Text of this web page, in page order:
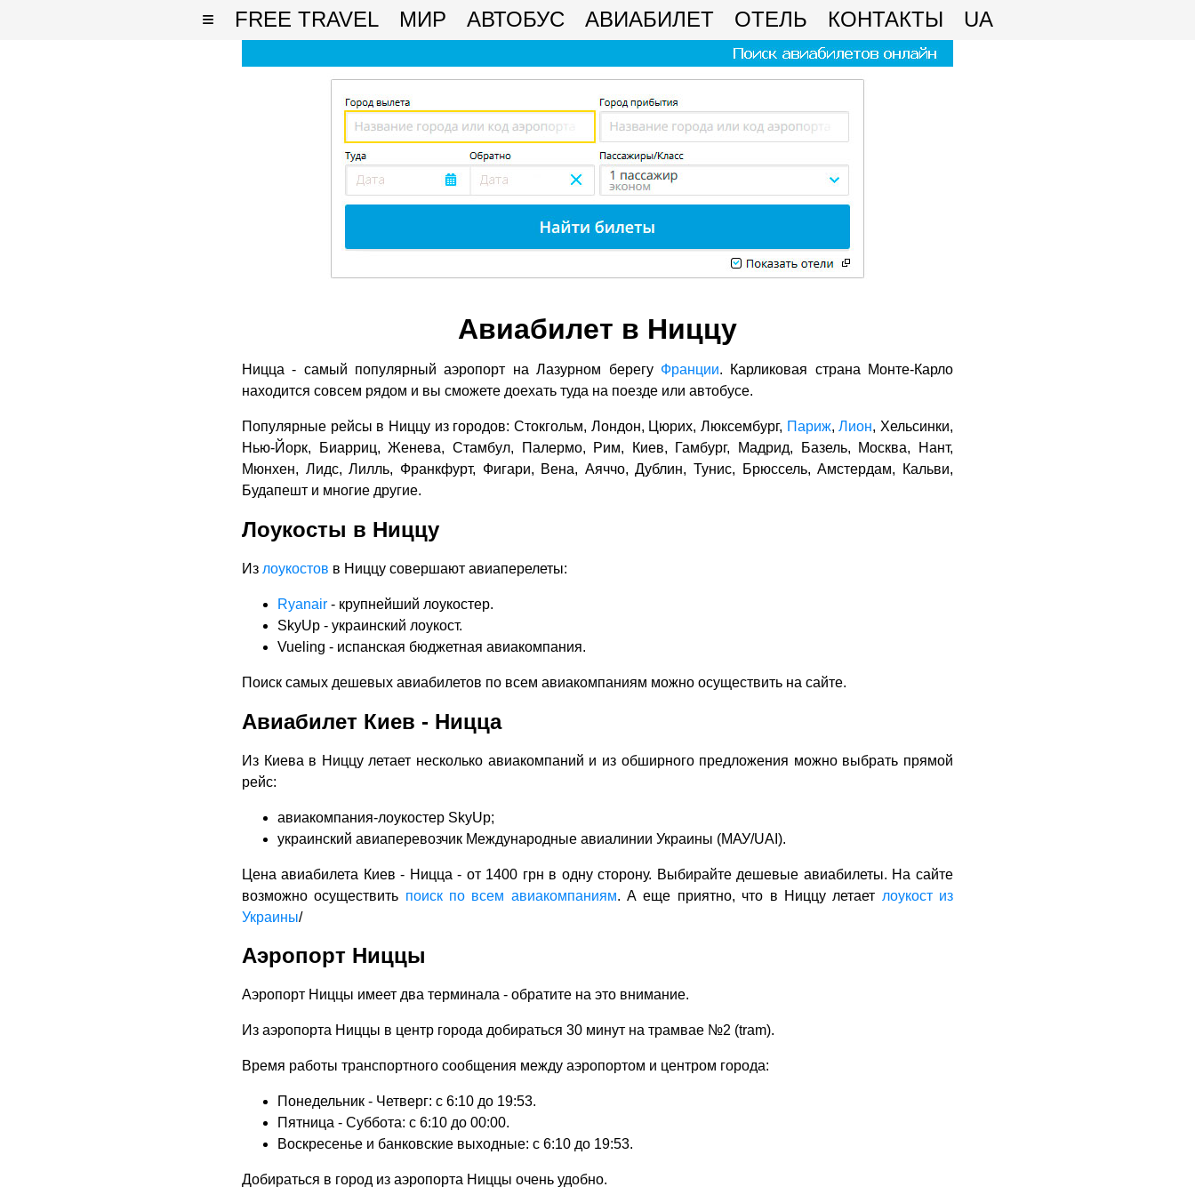
≡ FREE TRAVEL МИР АВТОБУС АВИАБИЛЕТ ОТЕЛЬ КОНТАКТЫ UA
Авиабилет в Ниццу
Ницца - самый популярный аэропорт на Лазурном берегу Франции. Карликовая страна Монте-Карло
находится совсем рядом и вы сможете доехать туда на поезде или автобусе.
Популярные рейсы в Ниццу из городов: Стокгольм, Лондон, Цюрих, Люксембург, Париж,Лион, Хельсинки,
Нью-Йорк, Биарриц, Женева, Стамбул, Палермо, Рим, Киев, Гамбург, Мадрид, Базель, Москва, Нант,
Мюнхен, Лидс, Лилль, Франкфурт, Фигари, Вена, Аяччо, Дублин, Тунис, Брюссель, Амстердам, Кальви,
Будапешт и многие другие.
Лоукосты в Ниццу
Из лоукостов в Ниццу совершают авиаперелеты:
Ryanair- крупнейший лоукостер.
SkyUp - украинский лоукост.
Vueling - испанская бюджетная авиакомпания.
Поиск самых дешевых авиабилетов по всем авиакомпаниям можно осуществить на сайте.
Авиабилет Киев - Ницца
Из Киева в Ниццу летает несколько авиакомпаний и из обширного предложения можно выбрать прямой
рейс:
авиакомпания-лоукостер SkyUp;
украинский авиаперевозчик Международные авиалинии Украины (МАУ/UAI).
Цена авиабилета Киев - Ницца - от 1400 грн в одну сторону. Выбирайте дешевые авиабилеты. На сайте
возможно осуществить поиск по всем авиакомпаниям. А еще приятно, что в Ниццу летает лоукост из
Украины/
Аэропорт Ниццы
Аэропорт Ниццы имеет два терминала - обратите на это внимание.
Из аэропорта Ниццы в центр города добираться 30 минут на трамвае №2 (tram).
Время работы транспортного сообщения между аэропортом и центром города:
Понедельник - Четверг: с 6:10 до 19:53.
Пятница - Суббота: с 6:10 до 00:00.
Воскресенье и банковские выходные: с 6:10 до 19:53.
Добираться в город из аэропорта Ниццы очень удобно.